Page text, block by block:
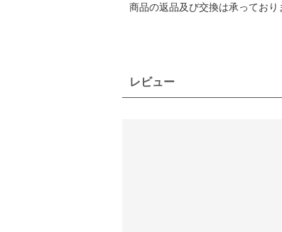
商品の返品及び交換は承ってお
レビュー